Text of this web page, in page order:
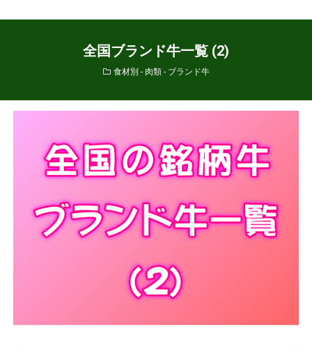
全国ブランド牛一覧 (2)
食材別 - 肉類 - ブランド牛